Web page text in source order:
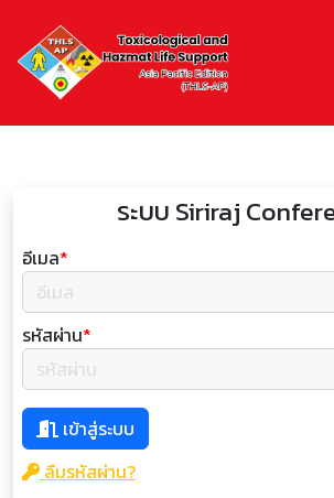
ระบบ Siriraj
อีเมล*
รหัสผ่าน*
เข้าสู่ระบบ
ลืมรหัสผ่าน?